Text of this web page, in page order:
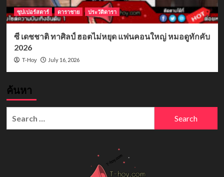
ซุปเปอร์สตาร์ ดาราชาย ประวัติดารา
ซี เดชชาติ ทาศิลป์ ฮอตไม่หยุด แฟนคอนใหญ่ หมอดูทักคับ
2026
T-Hoy July 16, 2026
ค้นหา